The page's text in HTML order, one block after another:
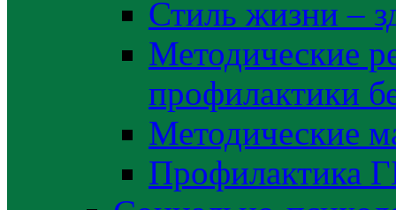
Стиль жизни –
Методические
профилактики
Методические